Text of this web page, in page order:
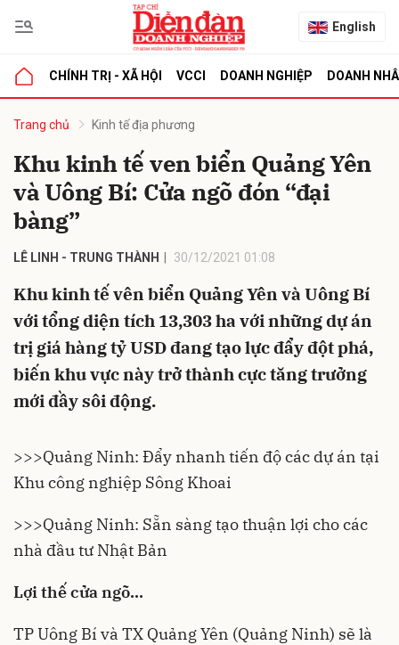
English
CHÍNH TRỊ - XÃ HỘI VCCI DOANH NGHIỆP DOANH
Trang chủ Kinh tế địa phương
Khu kinh tế ven biển Quảng Yên
và Uông Bí: Cửa ngõ đón “đại
bàng”
LÊ LINH - TRUNG THÀNH 30/12/2021 01:08
Khu kinh tế vên biển Quảng Yên và Uông Bí
với tổng diện tích 13,303 ha với những dự án
trị giá hàng tỷ USD đang tạo lực đẩy đột phá,
biến khu vực này trở thành cực tăng trưởng
mới đầy sôi động.
>>>Quảng Ninh: Đẩy nhanh tiến độ các dự án tại
Khu công nghiệp Sông Khoai
>>>Quảng Ninh: Sẵn sàng tạo thuận lợi cho các
nhà đầu tư Nhật Bản
Lợi thế cửa ngõ…
TP Uông Bí và TX Quảng Yên (Quảng Ninh) sẽ là
luận
Hủy